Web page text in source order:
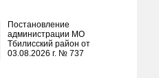
Постановление
администрации МО
Тбилисский район от
03.08.2026 г. № 737